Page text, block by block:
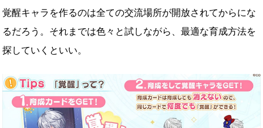
覚醒キャラを作るのは全ての交流場所が開放されてからにな
るだろう。それまでは色々と試しながら、最適な育成方法を
探していくといい。